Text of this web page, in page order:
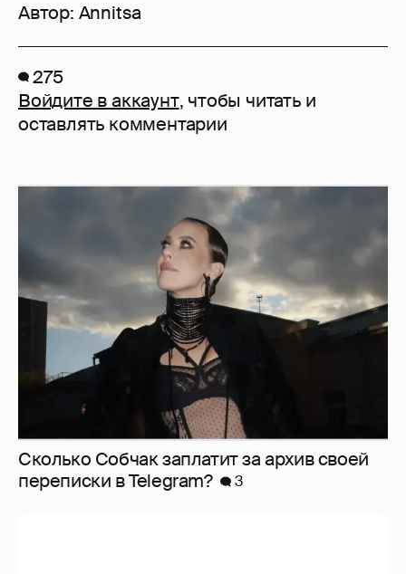
Автор: Annitsa
275
Войдите в аккаунт, чтобы читать и
оставлять комментарии
Сколько Собчак заплатит за архив своей
перeписки в Telegram?
3